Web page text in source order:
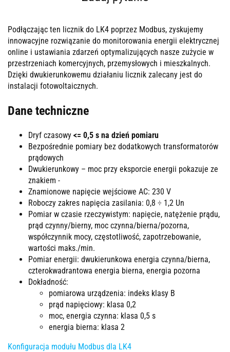
Podłączając ten licznik do LK4 poprzez Modbus, zyskujemy
innowacyjne rozwiązanie do monitorowania energii elektrycznej
online i ustawiania zdarzeń optymalizujących nasze zużycie w
przestrzeniach komercyjnych, przemysłowych i mieszkalnych.
Dzięki dwukierunkowemu działaniu licznik zalecany jest do
instalacji fotowoltaicznych.
Dane techniczne
Dryf czasowy <= 0,5 s na dzień pomiaru
Bezpośrednie pomiary bez dodatkowych transformatorów
prądowych
Dwukierunkowy – moc przy eksporcie energii pokazuje ze
znakiem -
Znamionowe napięcie wejściowe AC: 230 V
Roboczy zakres napięcia zasilania: 0,8 ÷ 1,2 Un
Pomiar w czasie rzeczywistym: napięcie, natężenie prądu,
prąd czynny/bierny, moc czynna/bierna/pozorna,
współczynnik mocy, częstotliwość, zapotrzebowanie,
wartości maks./min.
Pomiar energii: dwukierunkowa energia czynna/bierna,
czterokwadrantowa energia bierna, energia pozorna
Dokładność:
pomiarowa urządzenia: indeks klasy B
prąd napięciowy: klasa 0,2
moc, energia czynna: klasa 0,5 s
energia bierna: klasa 2
Konfiguracja modułu Modbus dla LK4